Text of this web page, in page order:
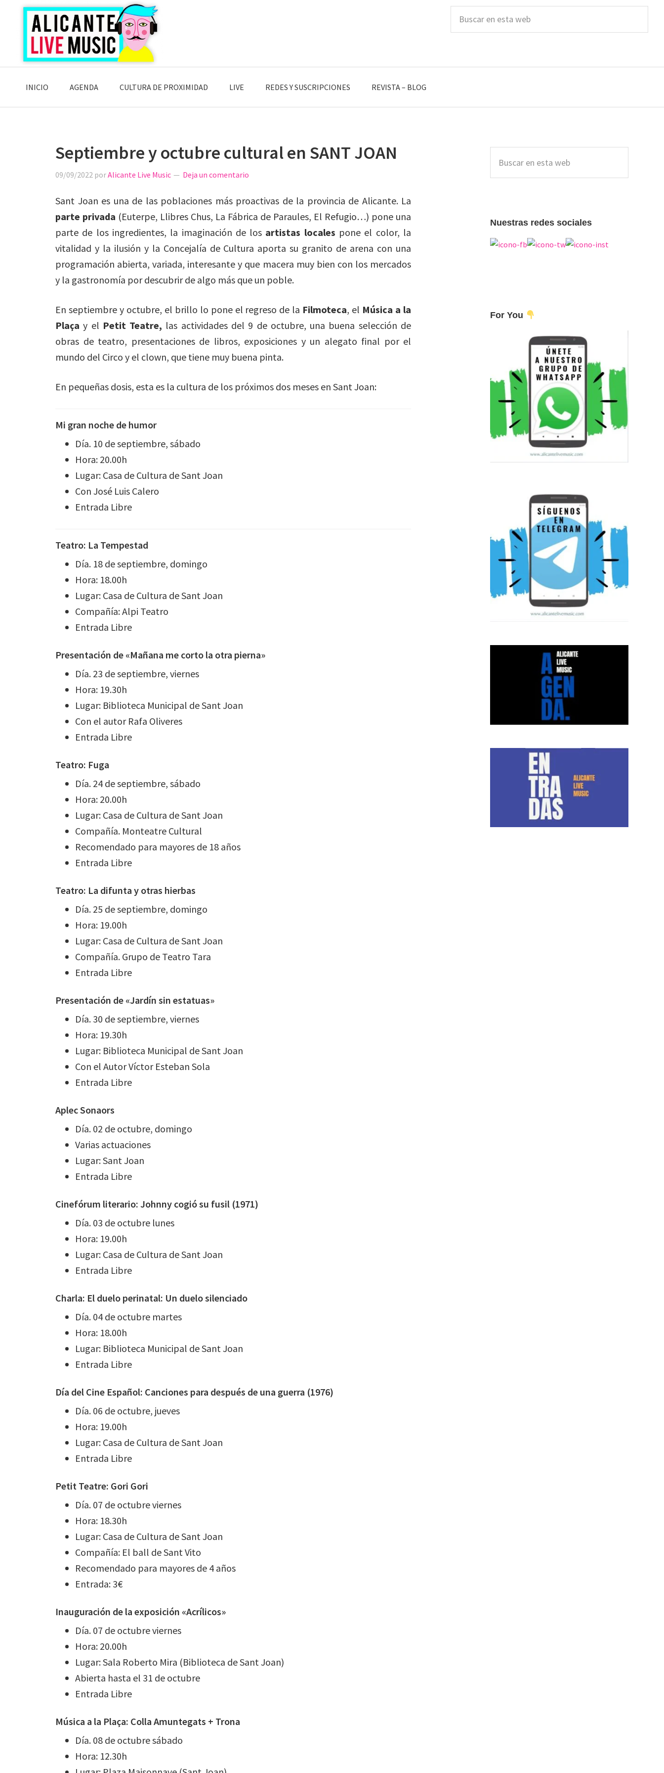
Saltar
navegación
principal
Saltar
contenido
principal
Saltar
lateral
principal
esta
INICIO AGENDA CULTURA DE PROXIMIDAD LIVE REDES Y SUSCRIPCIONES REVISTA – BLOG
Septiembre y octubre cultural en SANT JOAN
09/09/2022 porAlicante Live Music Deja un comentario
Sant Joan es una de las poblaciones más proactivas de la provincia de Alicante. La
parte privada (Euterpe, Llibres Chus, La Fábrica de Paraules, El Refugio…) pone una
parte de los ingredientes, la imaginación de los artistas locales pone el color, la
vitalidad y la ilusión y la Concejalía de Cultura aporta su granito de arena con una
programación abierta, variada, interesante y que macera muy bien con los mercados
y la gastronomía por descubrir de algo más que un poble.
En septiembre y octubre, el brillo lo pone el regreso de la Filmoteca, el Música a la
Plaça y el Petit Teatre, las actividades del 9 de octubre, una buena selección de
obras de teatro, presentaciones de libros, exposiciones y un alegato final por el
mundo del Circo y el clown, que tiene muy buena pinta.
En pequeñas dosis, esta es la cultura de los próximos dos meses en Sant Joan:
Mi gran noche de humor
Día. 10 de septiembre, sábado
Hora: 20.00h
Lugar: Casa de Cultura de Sant Joan
Con José Luis Calero
Entrada Libre
Teatro: La Tempestad
Día. 18 de septiembre, domingo
Hora: 18.00h
Lugar: Casa de Cultura de Sant Joan
Compañía: Alpi Teatro
Entrada Libre
Presentación de «Mañana me corto la otra pierna»
Día. 23 de septiembre, viernes
Hora: 19.30h
Lugar: Biblioteca Municipal de Sant Joan
Con el autor Rafa Oliveres
Entrada Libre
Teatro: Fuga
Día. 24 de septiembre, sábado
Hora: 20.00h
Lugar: Casa de Cultura de Sant Joan
Compañía. Monteatre Cultural
Recomendado para mayores de 18 años
Entrada Libre
Teatro: La difunta y otras hierbas
Día. 25 de septiembre, domingo
Hora: 19.00h
Lugar: Casa de Cultura de Sant Joan
Compañía. Grupo de Teatro Tara
Entrada Libre
Presentación de «Jardín sin estatuas»
Día. 30 de septiembre, viernes
Hora: 19.30h
Lugar: Biblioteca Municipal de Sant Joan
Con el Autor Víctor Esteban Sola
Entrada Libre
Aplec Sonaors
Día. 02 de octubre, domingo
Varias actuaciones
Lugar: Sant Joan
Entrada Libre
Cinefórum literario: Johnny cogió su fusil (1971)
Día. 03 de octubre lunes
Hora: 19.00h
Lugar: Casa de Cultura de Sant Joan
Entrada Libre
Charla: El duelo perinatal: Un duelo silenciado
Día. 04 de octubre martes
Hora: 18.00h
Lugar: Biblioteca Municipal de Sant Joan
Entrada Libre
Día del Cine Español: Canciones para después de una guerra (1976)
Día. 06 de octubre, jueves
Hora: 19.00h
Lugar: Casa de Cultura de Sant Joan
Entrada Libre
Petit Teatre: Gori Gori
Día. 07 de octubre viernes
Hora: 18.30h
Lugar: Casa de Cultura de Sant Joan
Compañía: El ball de Sant Vito
Recomendado para mayores de 4 años
Entrada: 3€
Inauguración de la exposición «Acrílicos»
Día. 07 de octubre viernes
Hora: 20.00h
Lugar: Sala Roberto Mira (Biblioteca de Sant Joan)
Abierta hasta el 31 de octubre
Entrada Libre
Música a la Plaça: Colla Amuntegats + Trona
Día. 08 de octubre sábado
Hora: 12.30h
lateral
principal
esta
Nuestras redes sociales
For You